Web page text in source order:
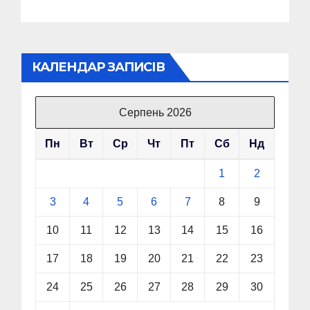
КАЛЕНДАР ЗАПИСІВ
Серпень 2026
Пн Вт Ср Чт Пт Сб Нд
1 2
3 4 5 6 7 8 9
10 11 12 13 14 15 16
17 18 19 20 21 22 23
24 25 26 27 28 29 30